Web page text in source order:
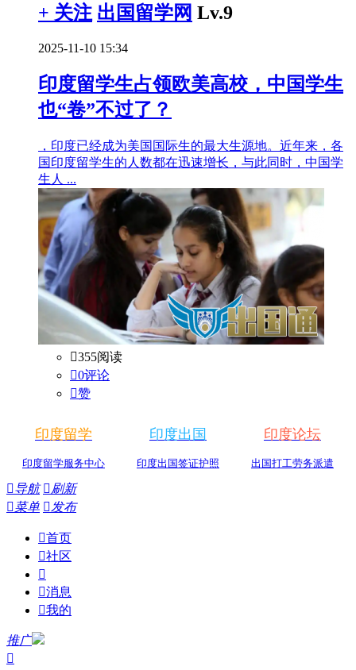
+ 关注 出国留学网 Lv.9
2025-11-10 15:34
印度留学生占领欧美高校，中国学生
也“卷”不过了？
，印度已经成为美国国际生的最大生源地。近年来，各
国印度留学生的人数都在迅速增长，与此同时，中国学
生人 ...
355阅读
0评论
赞
印度留学
印度留学服务中心
印度出国
印度出国签证护照
印度论坛
出国打工劳务派遣
导航 刷新
菜单 发布
首页
社区

消息
我的
推广
